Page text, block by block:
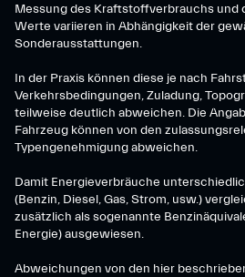
Messung des Kraftstoffverbrauchs und
Werte variieren in Abhängigkeit der
Sonderausstattungen.
In der Praxis können diese je nach
Verkehrsbedingungen, Zuladung,
teilweise deutlich abweichen. Die
Fahrzeug können von den
Typengenehmigung abweichen.
Damit Energieverbräuche
(Benzin, Diesel, Gas, Strom, usw.)
zusätzlich als sogenannte
Energie) ausgewiesen.
Abweichungen von den hier